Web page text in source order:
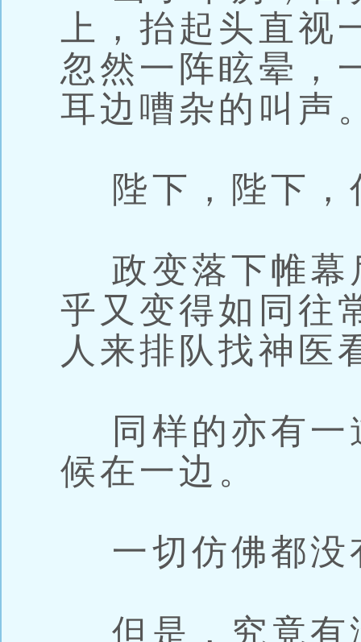
上，抬起头直
忽然一阵眩晕，
耳边嘈杂的叫声
陛下，陛下，
政变落下帷幕
乎又变得如同往
人来排队找神医
同样的亦有一
候在一边。
一切仿佛都没
但是，究竟有